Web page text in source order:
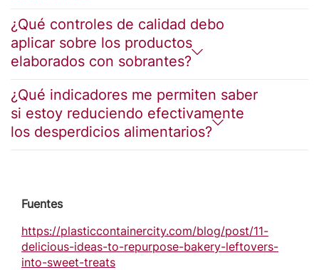
¿Qué controles de calidad debo
aplicar sobre los productos
elaborados con sobrantes?
¿Qué indicadores me permiten saber
si estoy reduciendo efectivamente
los desperdicios alimentarios?
Fuentes
https://plasticcontainercity.com/blog/post/11-
delicious-ideas-to-repurpose-bakery-leftovers-
into-sweet-treats